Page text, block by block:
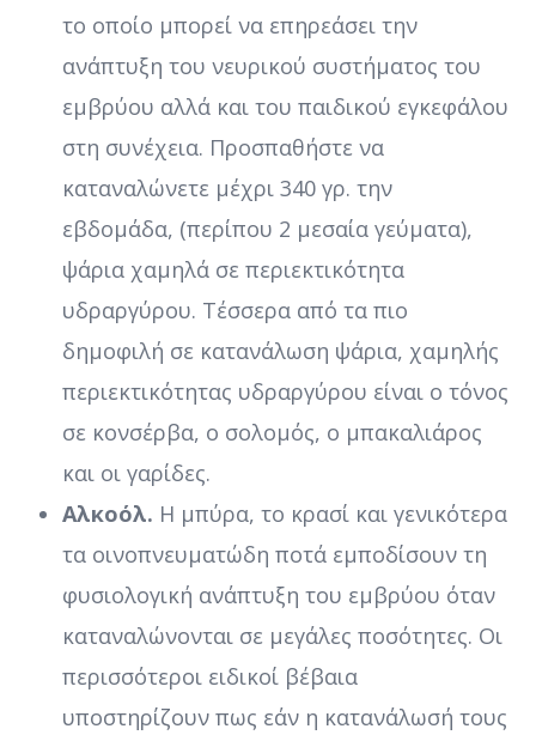
το οποίο μπορεί να επηρεάσει την
ανάπτυξη του νευρικού συστήματος του
εμβρύου αλλά και του παιδικού εγκεφάλου
στη συνέχεια. Προσπαθήστε να
καταναλώνετε μέχρι 340 γρ. την
εβδομάδα, (περίπου 2 μεσαία γεύματα),
ψάρια χαμηλά σε περιεκτικότητα
υδραργύρου. Τέσσερα από τα πιο
δημοφιλή σε κατανάλωση ψάρια, χαμηλής
περιεκτικότητας υδραργύρου είναι ο τόνος
σε κονσέρβα, ο σολομός, ο μπακαλιάρος
και οι γαρίδες.
Αλκοόλ. Η μπύρα, το κρασί και γενικότερα
τα οινοπνευματώδη ποτά εμποδίσουν τη
φυσιολογική ανάπτυξη του εμβρύου όταν
καταναλώνονται σε μεγάλες ποσότητες. Οι
περισσότεροι ειδικοί βέβαια
υποστηρίζουν πως εάν η κατανάλωσή τους